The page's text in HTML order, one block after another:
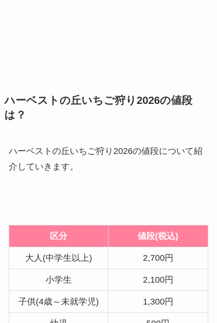
ハーベストの丘いちご狩り2026の値段
は？
ハーベストの丘いちご狩り2026の値段について紹
介していきます。
区分 値段(税込)
大人(中学生以上) 2,700円
小学生 2,100円
子供(4歳～未就学児) 1,300円